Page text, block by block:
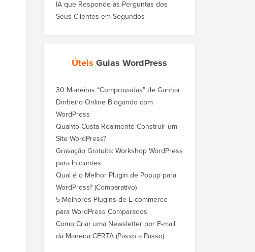
IA que Responde às Perguntas dos
Seus Clientes em Segundos
Úteis Guias WordPress
30 Maneiras “Comprovadas” de Ganhar
Dinheiro Online Blogando com
WordPress
Quanto Custa Realmente Construir um
Site WordPress?
Gravação Gratuita: Workshop WordPress
para Iniciantes
Qual é o Melhor Plugin de Popup para
WordPress? (Comparativo)
5 Melhores Plugins de E-commerce
para WordPress Comparados
Como Criar uma Newsletter por E-mail
da Maneira CERTA (Passo a Passo)